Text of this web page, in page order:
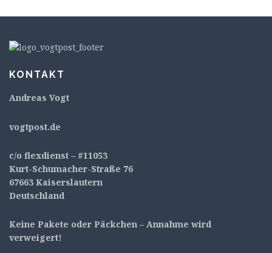
KONTAKT
Andreas Vogt
vogtpost.de
c/o flexdienst – #11053
Kurt-Schumacher-Straße 76
67663 Kaiserslautern
Deutschland
Keine Pakete oder Päckchen – Annahme wird
verweigert!